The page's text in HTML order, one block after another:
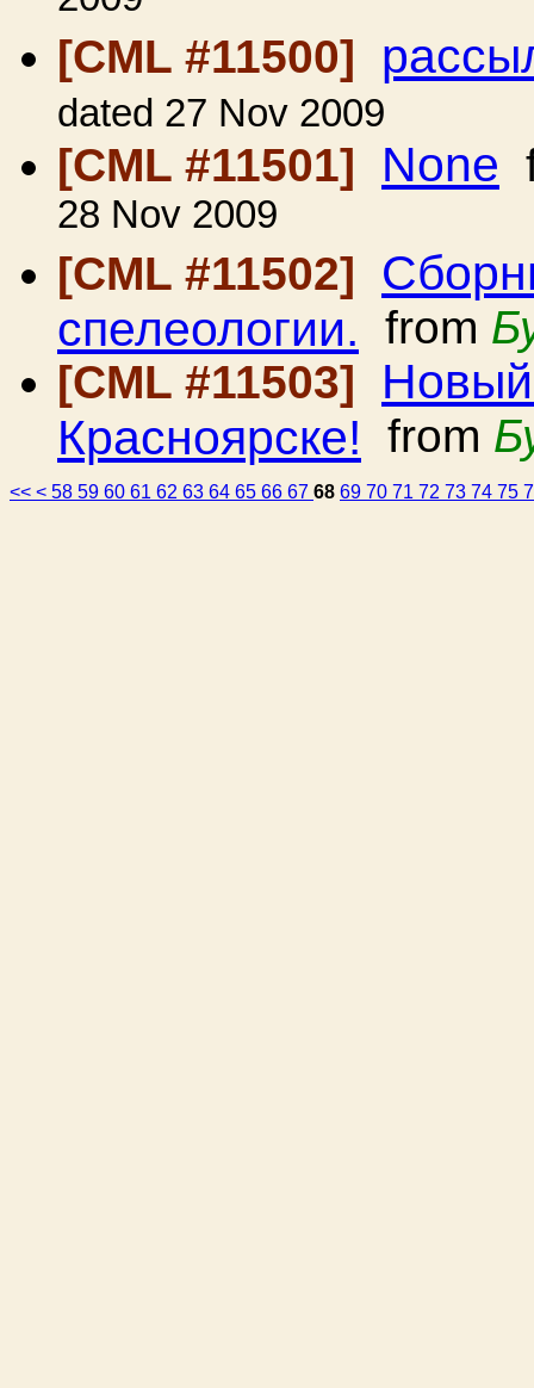
[CML #11500]
dated 27 Nov 2009
[CML #11501] None
28 Nov 2009
[CML #11502]
спелеологии. from
[CML #11503]
Красноярске! from
<< < 58 59 60 61 62 63 64 65 66 67 68 69 70 71 72 73 74 75